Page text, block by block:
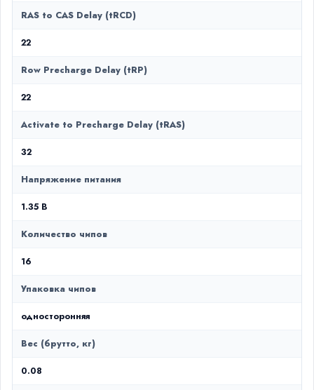
RAS to CAS Delay (tRCD)
22
Row Precharge Delay (tRP)
22
Activate to Precharge Delay (tRAS)
32
Напряжение питания
1.35 В
Количество чипов
16
Упаковка чипов
односторонняя
Вес (брутто, кг)
0.08